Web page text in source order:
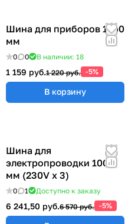
Шина для приборов 1200
мм
0 0 В наличии: 18
1 159 руб.1 220 руб. -5%
В корзину
Шина для
электропроводки 1000
мм (230V x 3)
0 1 Доступно к заказу
6 241,50 руб.6 570 руб. -5%